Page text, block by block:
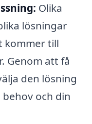
Olika
lösningar
kommer till
Genom att få
den lösning
och din